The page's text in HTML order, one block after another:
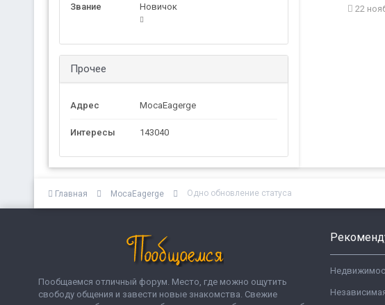
Звание Новичок
Прочее
Адрес MocaEagerge
Интересы 143040
22
Главная MocaEagerge Одно обновление статуса
Пообщаемся отличный форум. Место, где можно ощутить
свободу общения и завести новые знакомства. Свежие